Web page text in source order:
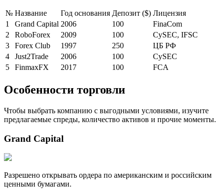
№ Название Год основания Депозит ($) Лицензия
1
Grand Capital 2006 100
FinaCom
2
RoboForex 2009 100
CySEC, IFSC
3
Forex Club 1997 250
ЦБ РФ
4
Just2Trade 2006 100
CySEC
5
FinmaxFX 2017 100 FCA
Особенности торговли
Чтобы выбрать компанию с выгодными условиями, изучите
предлагаемые спреды, количество активов и прочие моменты.
Grand Capital
Разрешено открывать ордера по американским и российским
ценными бумагами.